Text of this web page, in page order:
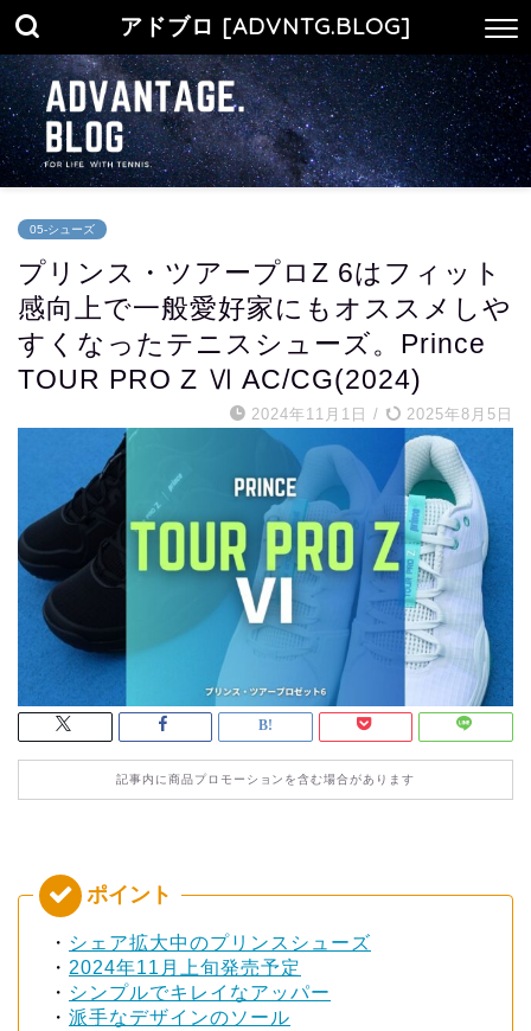
アドブロ [ADVNTG.BLOG]
05-シューズ
プリンス・ツアープロZ 6はフィット
感向上で一般愛好家にもオススメしや
すくなったテニスシューズ。Prince
TOUR PRO Z Ⅵ AC/CG(2024)
2024年11月1日 / 2025年8月5日
記事内に商品プロモーションを含む場合があります
・ シェア拡大中のプリンスシューズ
・ 2024年11月上旬発売予定
・ シンプルでキレイなアッパー
・ 派手なデザインのソール